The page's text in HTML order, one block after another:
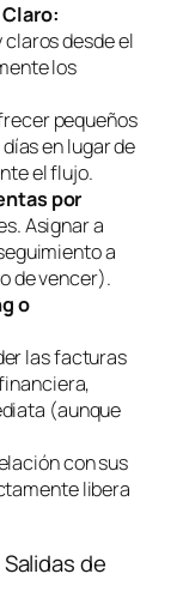
claros desde el
los
pequeños
en lugar de
el flujo.
por
Asignar a
a
de vencer).
o
las facturas
(aunque
con sus
libera
de